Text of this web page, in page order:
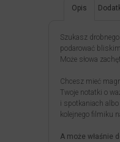
Opis
Szukasz
podarować
Może słowa
Chcesz mieć
Twoje notatki o
i spotkaniach
kolejnego filmiku
A może właśnie